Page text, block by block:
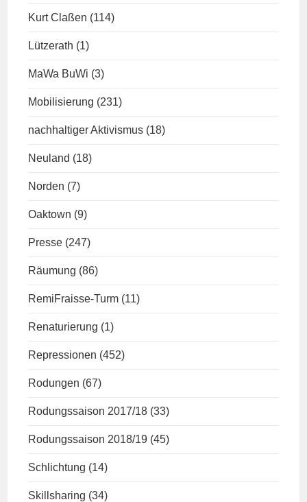
Kurt Claßen (114)
Lützerath (1)
MaWa BuWi (3)
Mobilisierung (231)
nachhaltiger Aktivismus (18)
Neuland (18)
Norden (7)
Oaktown (9)
Presse (247)
Räumung (86)
RemiFraisse-Turm (11)
Renaturierung (1)
Repressionen (452)
Rodungen (67)
Rodungssaison 2017/18 (33)
Rodungssaison 2018/19 (45)
Schlichtung (14)
Skillsharing (34)